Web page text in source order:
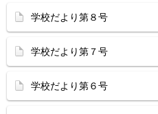
学校だより第８号
学校だより第７号
学校だより第６号